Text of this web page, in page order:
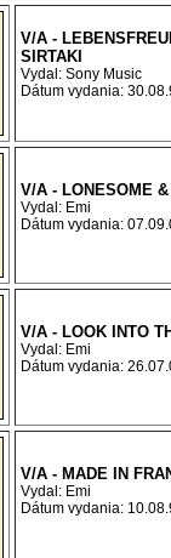
V/A -
SIRTAKI
Vydal: Sony Music
Dátum vydania:
V/A - LONESOME
Vydal: Emi
Dátum vydania:
V/A - LOOK INTO
Vydal: Emi
Dátum vydania:
V/A - MADE IN
Vydal: Emi
Dátum vydania: